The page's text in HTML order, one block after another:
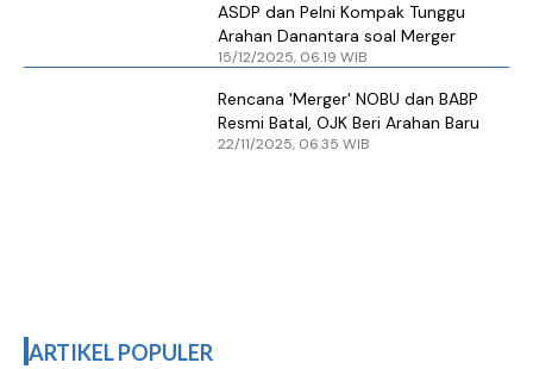
ASDP dan Pelni Kompak Tunggu
Arahan Danantara soal Merger
15/12/2025, 06.19 WIB
Rencana 'Merger' NOBU dan BABP
Resmi Batal, OJK Beri Arahan Baru
22/11/2025, 06.35 WIB
ARTIKEL POPULER